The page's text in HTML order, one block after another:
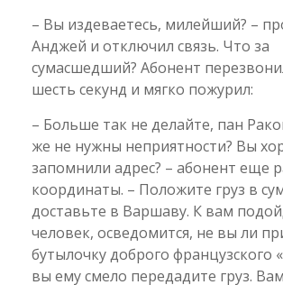
– Вы издеваетесь, милейший? –
Анджей и отключил связь. Что за
сумасшедший? Абонент
шесть секунд и мягко пожурил:
– Больше так не делайте, пан
же не нужны неприятности? Вы
запомнили адрес? – абонент еще
координаты. – Положите груз в
доставьте в Варшаву. К вам
человек, осведомится, не вы ли
бутылочку доброго французского
вы ему смело передадите груз.